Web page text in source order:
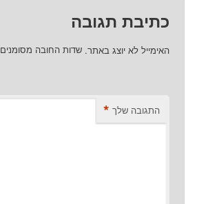
כתיבת תגובה
האימייל לא יוצג באתר. שדות החובה מסומנים
התגובה שלך *